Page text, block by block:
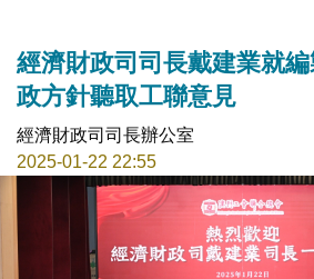
經濟財政司司長戴建業就
政方針聽取工聯意見
經濟財政司司長辦公室
2025-01-22 22:55